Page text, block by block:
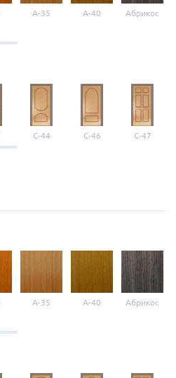
A-35 A-40 Абрикос
С-44 С-46 С-47
A-35 A-40 Абрикос